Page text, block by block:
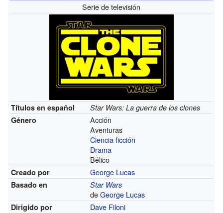
Serie de televisión
Títulos en español
Star Wars: La guerra de los clones
Género
Acción
Aventuras
Ciencia ficción
Drama
Bélico
Creado por George Lucas
Basado en Star Wars
deGeorge Lucas
Dirigido por Dave Filoni